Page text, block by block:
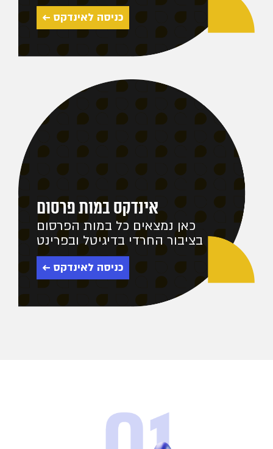
כניסה לאינדקס ←
אינדקס במות פרסום
כאן נמצאים כל במות הפרסום
בציבור החרדי בדיגיטל ובפרינט
כניסה לאינדקס ←